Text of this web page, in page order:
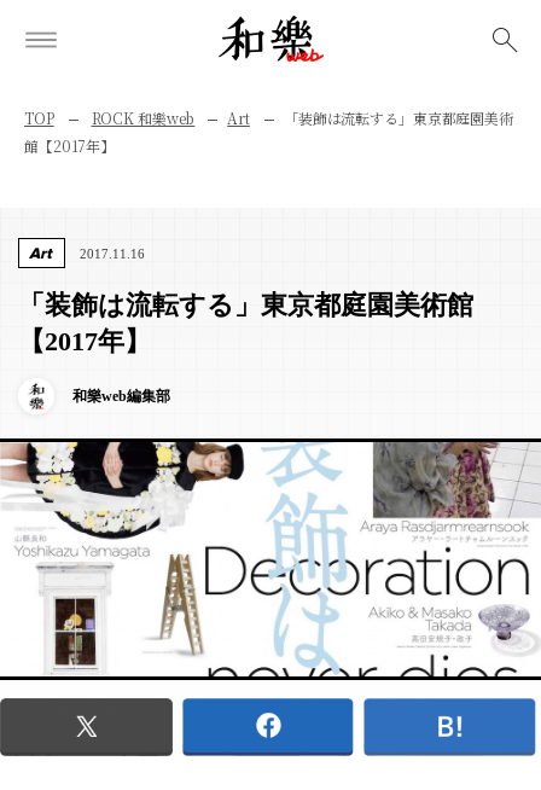
TOP ROCK 和樂web Art
「装飾は流転する」東京都庭園美術
館【2017年】
Art 2017.11.16
「装飾は流転する」東京都庭園美術館
【2017年】
和樂web編集部